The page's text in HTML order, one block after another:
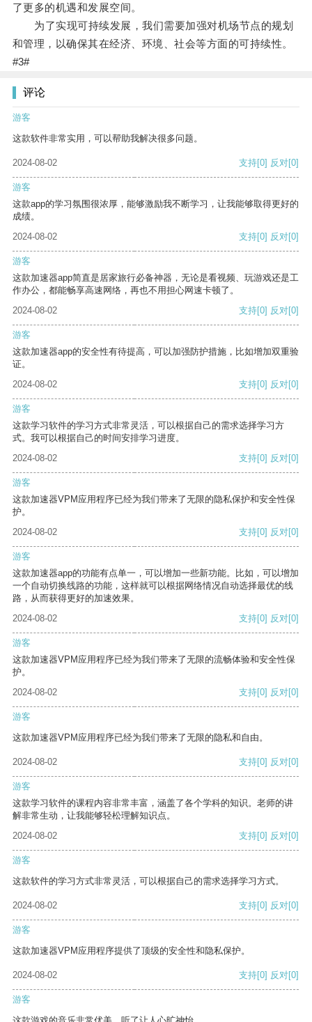
了更多的机遇和发展空间。
为了实现可持续发展，我们需要加强对机场节点的规划
和管理，以确保其在经济、环境、社会等方面的可持续性。
#3#
评论
游客
这款软件非常实用，可以帮助我解决很多问题。
2024-08-02 支持[0] 反对[0]
游客
这款app的学习氛围很浓厚，能够激励我不断学习，让我能够取得更好的
成绩。
2024-08-02
支持[0] 反对[0]
游客
这款加速器app简直是居家旅行必备神器，无论是看视频、玩游戏还是工
作办公，都能畅享高速网络，再也不用担心网速卡顿了。
2024-08-02
支持[0] 反对[0]
游客
这款加速器app的安全性有待提高，可以加强防护措施，比如增加双重验
证。
2024-08-02
支持[0] 反对[0]
游客
这款学习软件的学习方式非常灵活，可以根据自己的需求选择学习方
式。我可以根据自己的时间安排学习进度。
2024-08-02
支持[0] 反对[0]
游客
这款加速器VPM应用程序已经为我们带来了无限的隐私保护和安全性保
护。
2024-08-02
支持[0] 反对[0]
游客
这款加速器app的功能有点单一，可以增加一些新功能。比如，可以增加
一个自动切换线路的功能，这样就可以根据网络情况自动选择最优的线
路，从而获得更好的加速效果。
2024-08-02
支持[0] 反对[0]
游客
这款加速器VPM应用程序已经为我们带来了无限的流畅体验和安全性保
护。
2024-08-02
支持[0] 反对[0]
游客
这款加速器VPM应用程序已经为我们带来了无限的隐私和自由。
2024-08-02 支持[0] 反对[0]
游客
这款学习软件的课程内容非常丰富，涵盖了各个学科的知识。老师的讲
解非常生动，让我能够轻松理解知识点。
2024-08-02
支持[0] 反对[0]
游客
这款软件的学习方式非常灵活，可以根据自己的需求选择学习方式。
2024-08-02 支持[0] 反对[0]
游客
这款加速器VPM应用程序提供了顶级的安全性和隐私保护。
2024-08-02 支持[0] 反对[0]
游客